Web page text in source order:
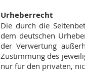
Urheberrecht
Die durch die
dem deutschen
der Verwertung
Zustimmung des
nur für den privaten,